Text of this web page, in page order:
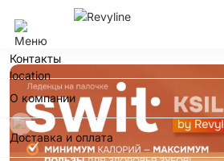
Контакты
О компании
Доставка и оплата